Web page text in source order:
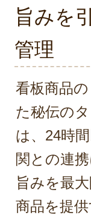
旨みを
管理
看板商品
た秘伝の
は、24時
関との連
旨みを最
商品を提